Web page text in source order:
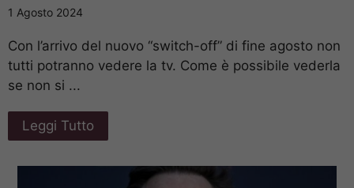
1 Agosto 2024
Con l’arrivo del nuovo “switch-off” di fine agosto non
tutti potranno vedere la tv. Come è possibile vederla
se non si ...
Leggi Tutto